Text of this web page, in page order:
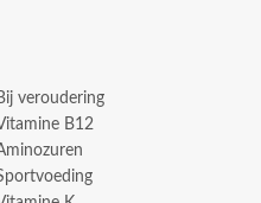
veroudering
B12